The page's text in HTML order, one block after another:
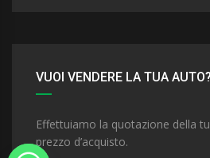
VUOI VENDERE LA TUA AUTO?
Effettuiamo la quotazione della
prezzo d’acquisto.